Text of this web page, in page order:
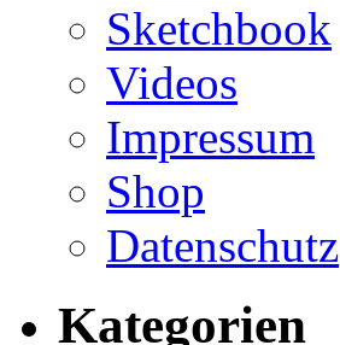
Sketchbook
Videos
Impressum
Shop
Datenschutz
Kategorien